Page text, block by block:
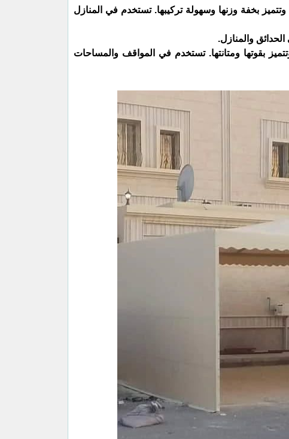
بخفة وزنها وسهولة تركيبها. تستخدم في المنازل
والمنازل.
بقوتها ومتانتها. تستخدم في المواقف والمساحات